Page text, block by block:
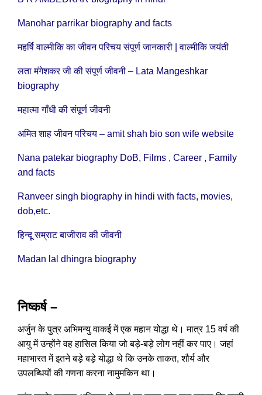
Manohar parrikar biography and facts
महर्षि वाल्मीकि का जीवन परिचय संपूर्ण जानकारी | वाल्मीकि जयंती
लता मंगेशकर जी की संपूर्ण जीवनी – Lata Mangeshkar
biography
महात्मा गाँधी की संपूर्ण जीवनी
अमित शाह जीवन परिचय – amit shah bio son wife website
Nana patekar biography DoB, Films , Career , Family
and facts
Ranveer singh biography in hindi with facts, movies,
dob,etc.
हिन्दू सम्राट बाजीराव की जीवनी
Madan lal dhingra biography
निष्कर्ष –
अर्जुन के पुत्र अभिमन्यु वाकई में एक महान योद्धा थे। मात्र 15 वर्ष की
आयु में उन्होंने वह हासिल किया जो बड़े-बड़े लोग नहीं कर पाए। जहां
महाभारत में इतने बड़े बड़े योद्धा थे कि उनके ताकत, शौर्य और
उपलब्धियों की गणना करना नामुमकिन था।